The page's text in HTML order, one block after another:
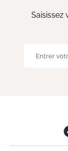
Saisissez